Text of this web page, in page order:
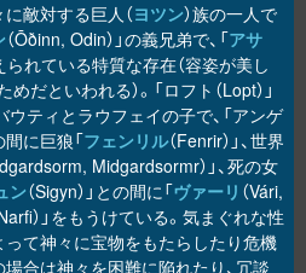
敵対する巨人（ヨツン）族の一人で
（Ōðinn, Odin）」の義兄弟で、「アサ
られている特質な存在（容姿が美し
だといわれる）。「ロフト（Lopt）」
ティとラウフェイの子で、「アンゲ
間に巨狼「フェンリル（Fenrir）」、世界
Midgardsormr）」、死の女
ン（Sigyn）」との間に「ヴァーリ （Vári,
）」をもうけている。気まぐれな性
って神々に宝物をもたらしたり危機
合は神々を困難に陥れたり、冗談